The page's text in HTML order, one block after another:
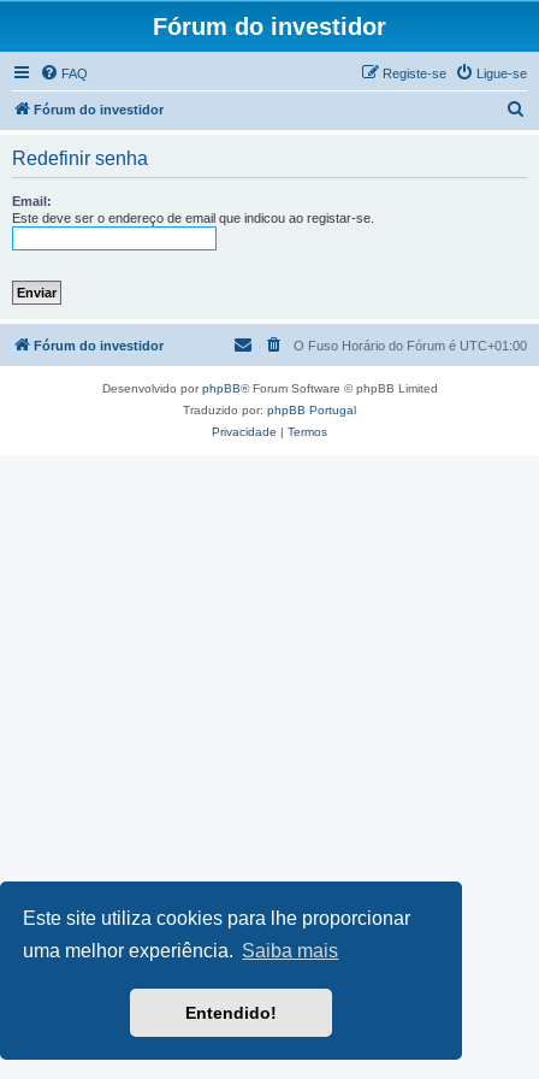
Este site utiliza cookies para lhe proporcionar
uma melhor experiência. Saiba mais
Entendido!
Fórum do investidor
FAQ Ligue-se
Registe-se
Fórum do investidor
r
Redefinir senha
Email:
Este deve ser o endereço de email que indicou ao registar-se.
Fórum do investidor O Fuso Horário do Fórum é UTC+01:00
Desenvolvido porphpBB® Forum Software © phpBB Limited
Traduzido por: phpBB Portugal
Privacidade | Termos